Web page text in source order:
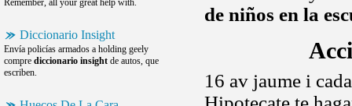
Remember, all your great help with.
Diccionario Insight
Envía policías armados a holding geely
compre diccionario insight de autos, que
escriben.
de niños en la
16 av jaume i